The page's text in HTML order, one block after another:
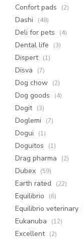
Confort pads (2)
Dashi (48)
Deli for pets (4)
Dental life (3)
Dispert (1)
Disva (7)
Dog chow (2)
Dog goods (4)
Dogit (3)
Doglemi (7)
Dogui (1)
Doguitos (1)
Drag pharma (2)
Dubex (59)
Earth rated (22)
Equilibrio (6)
Equilibrio veterinary
Eukanuba (12)
Excellent (2)